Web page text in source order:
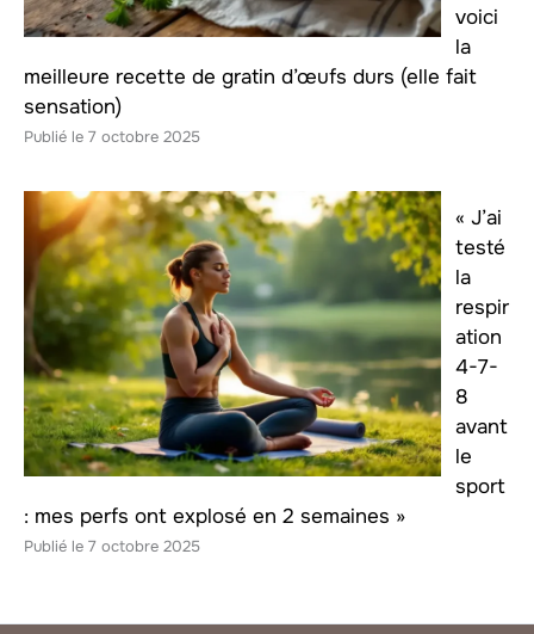
voici
la
meilleure recette de gratin d’œufs durs (elle fait
sensation)
7 octobre 2025
« J’ai
testé
la
respir
ation
4-7-
8
avant
le
sport
: mes perfs ont explosé en 2 semaines »
7 octobre 2025